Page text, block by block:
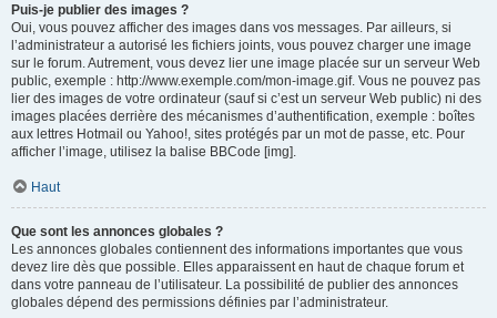
Puis-je publier des images ?
Oui, vous pouvez afficher des images dans vos messages. Par ailleurs, si
l’administrateur a autorisé les fichiers joints, vous pouvez charger une image
sur le forum. Autrement, vous devez lier une image placée sur un serveur Web
public, exemple : http://www.exemple.com/mon-image.gif. Vous ne pouvez pas
lier des images de votre ordinateur (sauf si c’est un serveur Web public) ni des
images placées derrière des mécanismes d’authentification, exemple : boîtes
aux lettres Hotmail ou Yahoo!, sites protégés par un mot de passe, etc. Pour
afficher l’image, utilisez la balise BBCode [img].
Haut
Que sont les annonces globales ?
Les annonces globales contiennent des informations importantes que vous
devez lire dès que possible. Elles apparaissent en haut de chaque forum et
dans votre panneau de l’utilisateur. La possibilité de publier des annonces
globales dépend des permissions définies par l’administrateur.